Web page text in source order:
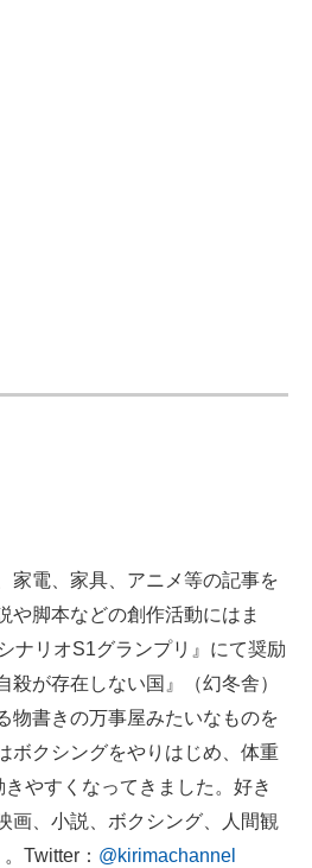
家電、家具、アニメ等の記事を
や脚本などの創作活動にはま
ナリオS1グランプリ』にて奨励
殺が存在しない国』（幻冬舎）
物書きの万事屋みたいなものを
ボクシングをやりはじめ、体重
やすくなってきました。好き
画、小説、ボクシング、人間観
Twitter： @kirimachannel